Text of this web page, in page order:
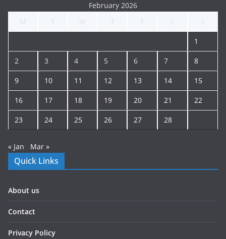
February 2026
1
2 3 4 5 6 7 8
9 10 11 12 13 14 15
16 17 18 19 20 21 22
23 24 25 26 27 28
« Jan Mar »
Quick Links
About us
Contact
Privacy Policy